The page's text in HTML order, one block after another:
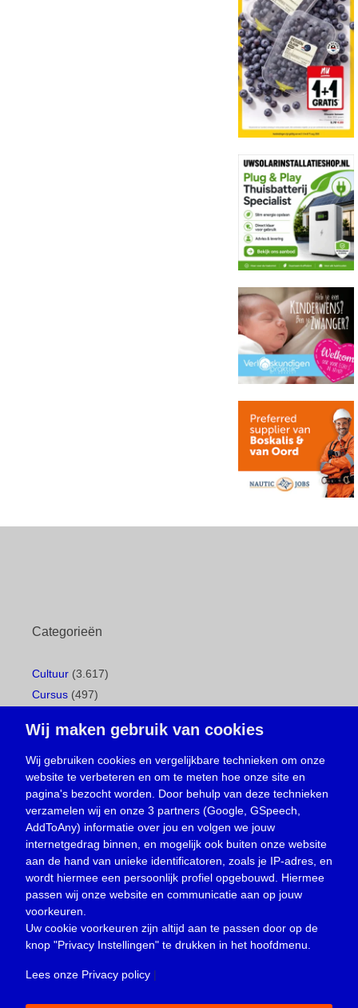
Categorieën
Cultuur (3.617)
Cursus (497)
Gemeentepagina(104)
Ingezonden brief(537)
Media(156)
Nieuws (23.329)
Oproep(734)
Overlijden(39)
Podcast(18)
prijsvraag (5)
Religie (1.438)
Service(226)
Wij maken gebruik van cookies
Wij gebruiken cookies en vergelijkbare technieken om onze
website te verbeteren en om te meten hoe onze site en
pagina's bezocht worden. Door behulp van deze technieken
verzamelen wij en onze 3 partners (Google, GSpeech,
AddToAny) informatie over jou en volgen we jouw
internetgedrag binnen, en mogelijk ook buiten onze website
aan de hand van unieke identificatoren, zoals je IP-adres, en
wordt hiermee een persoonlijk profiel opgebouwd. Hiermee
passen wij onze website en communicatie aan op jouw
voorkeuren.
Uw cookie voorkeuren zijn altijd aan te passen door op de
knop "Privacy Instellingen" te drukken in het hoofdmenu.
Lees onze Privacy policy |